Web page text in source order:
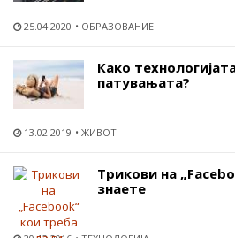
25.04.2020 ОБРАЗОВАНИЕ
Како
патувањата?
13.02.2019 ЖИВОТ
Трикови на
знаете